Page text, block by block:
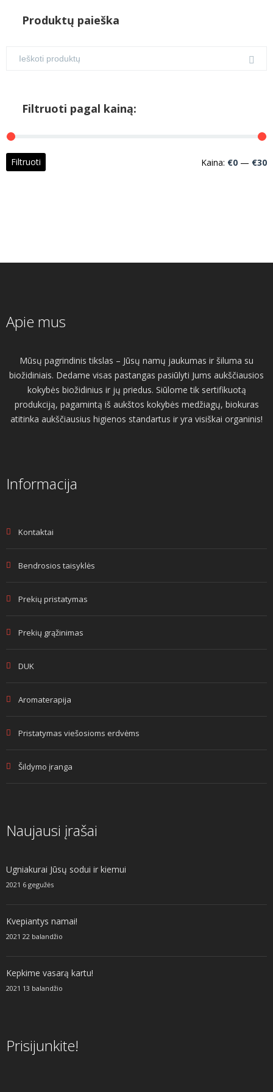
Produktų paieška
Filtruoti pagal kainą:
Filtruoti Kaina: €0 — €30
Apie mus
Mūsų pagrindinis tikslas – Jūsų namų jaukumas ir šiluma su
biožidiniais. Dedame visas pastangas pasiūlyti Jums aukščiausios
kokybės biožidinius ir jų priedus. Siūlome tik sertifikuotą
produkciją, pagamintą iš aukštos kokybės medžiagų, biokuras
atitinka aukščiausius higienos standartus ir yra visiškai organinis!
Informacija
Kontaktai
Bendrosios taisyklės
Prekių pristatymas
Prekių grąžinimas
DUK
Aromaterapija
Pristatymas viešosioms erdvėms
Šildymo įranga
Naujausi įrašai
Ugniakurai Jūsų sodui ir kiemui
2021 6 gegužės
Kvepiantys namai!
2021 22 balandžio
Kepkime vasarą kartu!
2021 13 balandžio
Prisijunkite!